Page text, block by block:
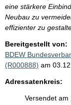
eine stärkere
Neubau zu
effizienter zu
Bereitgestellt von:
BDEW
(R000888) am
Adressatenkreis:
Versendet am